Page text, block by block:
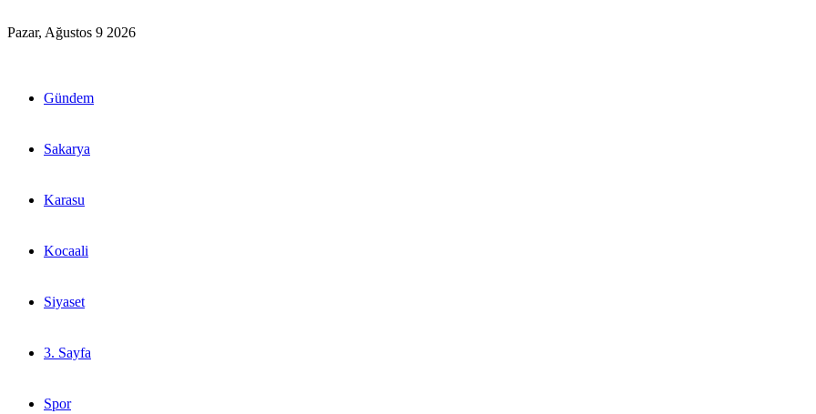
Pazar, Ağustos 9 2026
Gündem
Sakarya
Karasu
Kocaali
Siyaset
3. Sayfa
Spor